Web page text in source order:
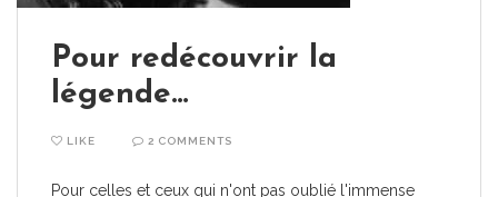
Pour redécouvrir la
légende…
LIKE 2 COMMENTS
Pour celles et ceux qui n'ont pas oublié l'immense